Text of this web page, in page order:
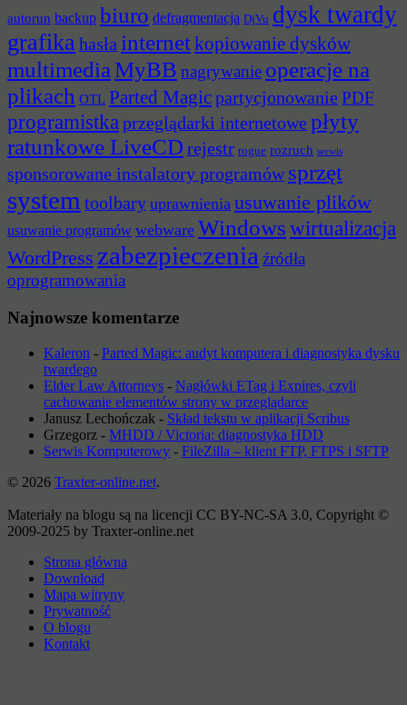
autorun backup biuro defragmentacja DjVu dysk twardy
grafika hasła internetkopiowanie dysków
multimediaMyBB nagrywanie operacje na
plikach OTL Parted Magicpartycjonowanie PDF
programistkaprzeglądarki internetowe płyty
ratunkowe LiveCD rejestr rogue rozruch serwis
sponsorowane instalatory programów sprzęt
system toolbary uprawnienia usuwanie plików
usuwanie programów webware Windowswirtualizacja
WordPress zabezpieczenia źródła
oprogramowania
Najnowsze komentarze
Kaleron - Parted Magic: audyt komputera i diagnostyka dysku
twardego
Elder Law Attorneys - Nagłówki ETag i Expires, czyli
cachowanie elementów strony w przeglądarce
Janusz Lechończak - Skład tekstu w aplikacji Scribus
Grzegorz - MHDD / Victoria: diagnostyka HDD
Serwis Komputerowy - FileZilla – klient FTP, FTPS i SFTP
© 2026 Traxter-online.net.
Materiały na blogu są na licencji CC BY-NC-SA 3.0, Copyright ©
2009-2025 by Traxter-online.net
Strona główna
Download
Mapa witryny
Prywatność
O blogu
Kontakt